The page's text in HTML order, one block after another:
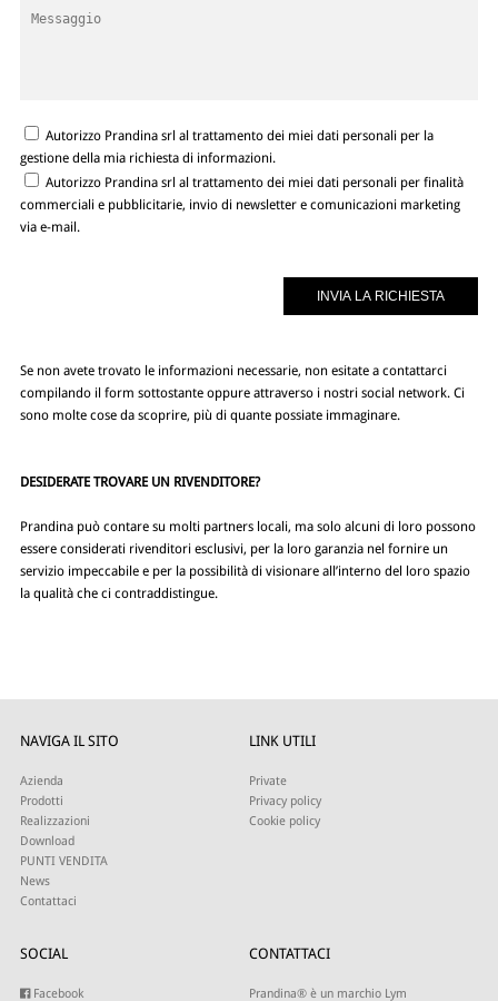
Autorizzo Prandina srl al trattamento dei miei dati personali per la
gestione della mia richiesta di informazioni.
Autorizzo Prandina srl al trattamento dei miei dati personali per finalità
commerciali e pubblicitarie, invio di newsletter e comunicazioni marketing
via e-mail.
Se non avete trovato le informazioni necessarie, non esitate a contattarci
compilando il form sottostante oppure attraverso i nostri social network. Ci
sono molte cose da scoprire, più di quante possiate immaginare.
DESIDERATE TROVARE UN RIVENDITORE?
Prandina può contare su molti partners locali, ma solo alcuni di loro possono
essere considerati rivenditori esclusivi, per la loro garanzia nel fornire un
servizio impeccabile e per la possibilità di visionare all’interno del loro spazio
la qualità che ci contraddistingue.
NAVIGA IL SITO
Azienda
Prodotti
Realizzazioni
Download
PUNTI VENDITA
News
Contattaci
LINK UTILI
Private
Privacy policy
Cookie policy
SOCIAL
Facebook
CONTATTACI
Prandina® è un marchio Lym